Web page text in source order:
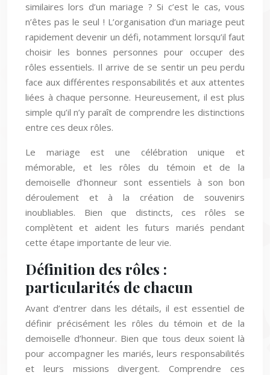
similaires lors d’un mariage ? Si c’est le cas, vous
n’êtes pas le seul ! L’organisation d’un mariage peut
rapidement devenir un défi, notamment lorsqu’il faut
choisir les bonnes personnes pour occuper des
rôles essentiels. Il arrive de se sentir un peu perdu
face aux différentes responsabilités et aux attentes
liées à chaque personne. Heureusement, il est plus
simple qu’il n’y paraît de comprendre les distinctions
entre ces deux rôles.
Le mariage est une célébration unique et
mémorable, et les rôles du témoin et de la
demoiselle d’honneur sont essentiels à son bon
déroulement et à la création de souvenirs
inoubliables. Bien que distincts, ces rôles se
complètent et aident les futurs mariés pendant
cette étape importante de leur vie.
Définition des rôles :
particularités de chacun
Avant d’entrer dans les détails, il est essentiel de
définir précisément les rôles du témoin et de la
demoiselle d’honneur. Bien que tous deux soient là
pour accompagner les mariés, leurs responsabilités
et leurs missions divergent. Comprendre ces